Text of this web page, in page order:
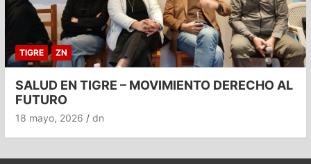
TIGRE ZN
SALUD EN TIGRE – MOVIMIENTO DERECHO AL
FUTURO
18 mayo, 2026 dn